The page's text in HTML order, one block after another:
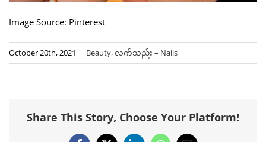
Image Source: Pinterest
October 20th, 2021 | Beauty,လက်သည်း – Nails
Share This Story, Choose Your Platform!